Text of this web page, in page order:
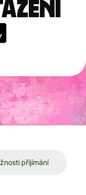
přijímání